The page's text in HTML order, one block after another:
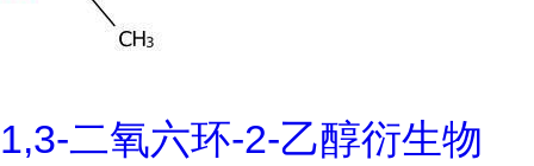
1,3-二氧六环-2-乙醇衍生物